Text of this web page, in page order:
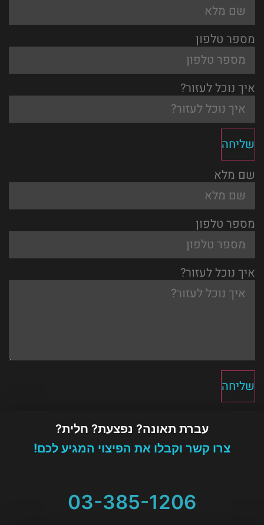
מספר טלפון
איך נוכל לעזור?
שליחה
שם מלא
מספר טלפון
איך נוכל לעזור?
שליחה
עברת תאונה? נפצעת? חלית?
צרו קשר וקבלו את הפיצוי המגיע לכם!
03-385-1206